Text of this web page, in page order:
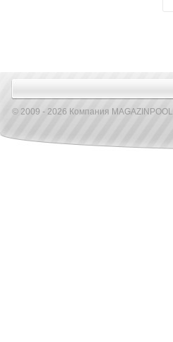
© 2009 - 2026 Компания MAGAZINPOOL